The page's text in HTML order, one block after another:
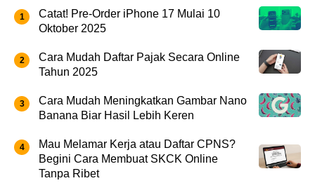
Catat! Pre-Order iPhone 17 Mulai 10
Oktober 2025
Cara Mudah Daftar Pajak Secara Online
Tahun 2025
Cara Mudah Meningkatkan Gambar Nano
Banana Biar Hasil Lebih Keren
Mau Melamar Kerja atau Daftar CPNS?
Begini Cara Membuat SKCK Online
Tanpa Ribet